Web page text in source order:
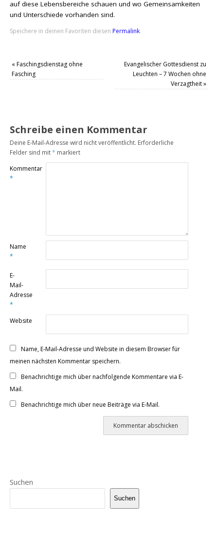
auf diese Lebensbereiche schauen und wo Gemeinsamkeiten
und Unterschiede vorhanden sind.
Speichere in deinen Favoriten diesenPermalink.
« Faschingsdienstag ohne
Fasching
Evangelischer Gottesdienst zu
Leuchten – 7 Wochen ohne
Verzagtheit»
Schreibe einen Kommentar
Deine E-Mail-Adresse wird nicht veröffentlicht. Erforderliche
Felder sind mit* markiert
Kommentar
*
Name
*
E-
Mail-
Adresse
*
Website
Name, E-Mail-Adresse und Website in diesem Browser für
meinen nächsten Kommentar speichern.
Benachrichtige mich über nachfolgende Kommentare via E-
Mail.
Benachrichtige mich über neue Beiträge via E-Mail.
Suchen
Suchen